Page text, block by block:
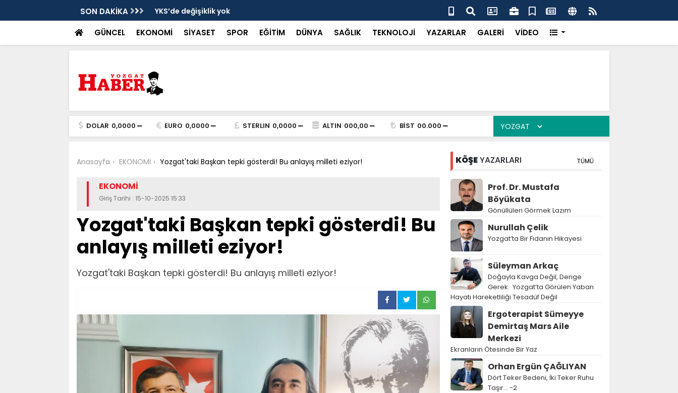
SON DAKİKA YKS’de değişiklik yok “Küçük bir dikkatsizlik büyük felakete dönüşebilir”
GÜNCEL EKONOMİ SİYASET SPOR EĞİTİM DÜNYA SAĞLIK TEKNOLOJİ YAZARLAR GALERİ VİDEO
DOLAR 0,0000 EURO 0,0000 STERLIN 0,0000 ALTIN 000,00 BİST 00.000
Anasayfa EKONOMİ Yozgat'taki Başkan tepki gösterdi! Bu anlayış milleti eziyor!
EKONOMİ
Giriş Tarihi : 15-10-2025 15:33
Yozgat'taki Başkan tepki gösterdi! Bu
anlayış milleti eziyor!
Yozgat'taki Başkan tepki gösterdi! Bu anlayış milleti eziyor!
KÖŞEYAZARLARI TÜMÜ
Prof. Dr. Mustafa
Böyükata
Gönüllüleri Görmek Lazım
Nurullah Çelik
Yozgat’ta Bir Fidanın Hikayesi
Süleyman Arkaç
Doğayla Kavga Değil, Denge
Gerek: Yozgat’ta Görülen Yaban
Hayatı Hareketliliği Tesadüf Değil
Ergoterapist Sümeyye
Demirtaş Mars Aile
Merkezi
Ekranların Ötesinde Bir Yaz
Orhan Ergün ÇAĞLIYAN
Dört Teker Bedeni, İki Teker Ruhu
Taşır… -2